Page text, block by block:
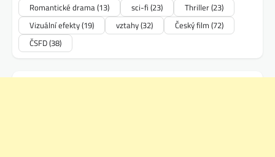
Romantické drama(13) sci-fi (23) Thriller(23)
Vizuální efekty(19) vztahy(32) Český film (72)
ČSFD(38)